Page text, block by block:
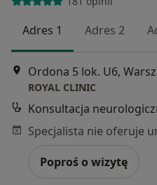
Adres 1 Adres 2
Ordona 5 lok. U6,
ROYAL CLINIC
Konsultacja
Poproś o wizytę